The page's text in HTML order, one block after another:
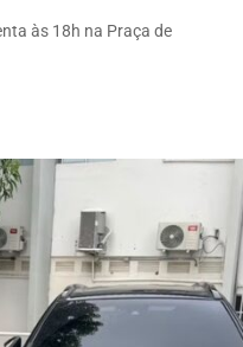
às 18h na Praça de